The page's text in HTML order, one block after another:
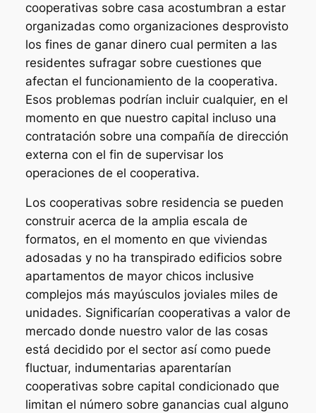
cooperativas sobre casa acostumbran a estar
organizadas como organizaciones desprovisto
los fines de ganar dinero cual permiten a las
residentes sufragar sobre cuestiones que
afectan el funcionamiento de la cooperativa.
Esos problemas podrían incluir cualquier, en el
momento en que nuestro capital incluso una
contratación sobre una compañía de dirección
externa con el fin de supervisar los
operaciones de el cooperativa.
Los cooperativas sobre residencia se pueden
construir acerca de la amplia escala de
formatos, en el momento en que viviendas
adosadas y no ha transpirado edificios sobre
apartamentos de mayor chicos inclusive
complejos más mayúsculos joviales miles de
unidades. Significarían cooperativas a valor de
mercado donde nuestro valor de las cosas
está decidido por el sector así­ como puede
fluctuar, indumentarias aparentarían
cooperativas sobre capital condicionado que
limitan el número sobre ganancias cual alguno